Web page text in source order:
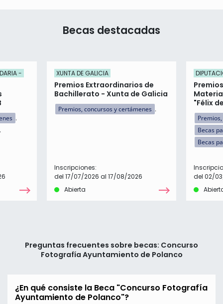
Becas destacadas
- XUNTA DE GALICIA
Premios Extraordinarios de
Bachillerato - Xunta de Galicia
Premios, concursos y certámenes
Inscripciones:
del 17/07/2026 al 17/08/2026
Abierta
"Félix
Becas
Becas
del 02/
Preguntas frecuentes sobre becas: Concurso
Fotografía Ayuntamiento de Polanco
¿En qué consiste la Beca "Concurso Fotografía
Ayuntamiento de Polanco"?